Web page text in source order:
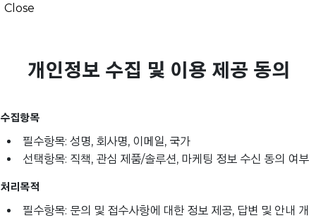
Close
개인정보 수집 및 이용 제공 동의
수집항목
필수항목: 성명, 회사명, 이메일, 국가
선택항목: 직책, 관심 제품/솔루션, 마케팅 정보 수신 동의 여부
처리목적
필수항목: 문의 및 접수사항에 대한 정보 제공, 답변 및 안내 개